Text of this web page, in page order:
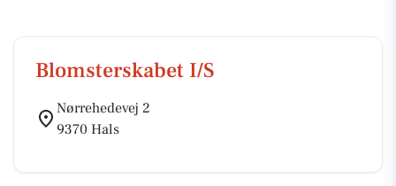
Blomsterskabet I/S
Nørrehedevej 2
9370 Hals